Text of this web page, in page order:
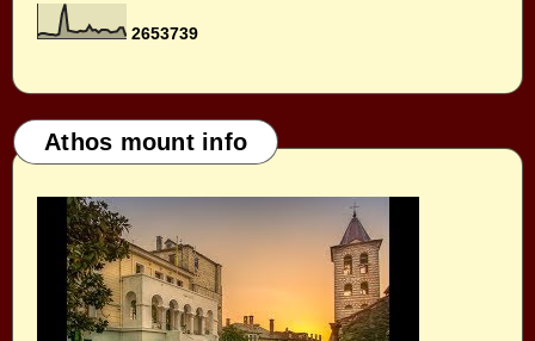
2653739
Athos mount info